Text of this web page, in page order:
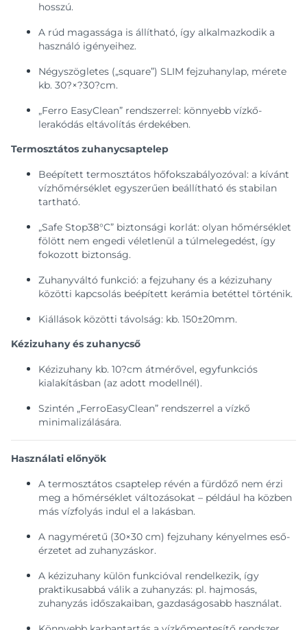
hosszú.
A rúd magassága is állítható, így alkalmazkodik a
használó igényeihez.
Négyszögletes („square”) SLIM fejzuhanylap, mérete
kb. 30?×?30?cm.
„Ferro EasyClean” rendszerrel: könnyebb vízkő-
lerakódás eltávolítás érdekében.
Termosztátos zuhanycsaptelep
Beépített termosztátos hőfokszabályozóval: a kívánt
vízhőmérséklet egyszerűen beállítható és stabilan
tartható.
„Safe Stop38°C” biztonsági korlát: olyan hőmérséklet
fölött nem engedi véletlenül a túlmelegedést, így
fokozott biztonság.
Zuhanyváltó funkció: a fejzuhany és a kézizuhany
közötti kapcsolás beépített kerámia betéttel történik.
Kiállások közötti távolság: kb. 150±20mm.
Kézizuhany és zuhanycső
Kézizuhany kb. 10?cm átmérővel, egyfunkciós
kialakításban (az adott modellnél).
Szintén „FerroEasyClean” rendszerrel a vízkő
minimalizálására.
Használati előnyök
A termosztátos csaptelep révén a fürdőző nem érzi
meg a hőmérséklet változásokat – például ha közben
más vízfolyás indul el a lakásban.
A nagyméretű (30×30 cm) fejzuhany kényelmes eső-
érzetet ad zuhanyzáskor.
A kézizuhany külön funkcióval rendelkezik, így
praktikusabbá válik a zuhanyzás: pl. hajmosás,
zuhanyzás időszakaiban, gazdaságosabb használat.